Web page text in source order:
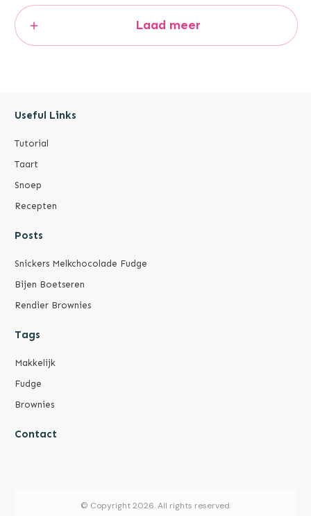
Laad meer
Useful Links
Tutorial
Taart
Snoep
Recepten
Posts
Snickers Melkchocolade Fudge
Bijen Boetseren
Rendier Brownies
Tags
Makkelijk
Fudge
Brownies
Contact
© Copyright2026. All rights reserved.